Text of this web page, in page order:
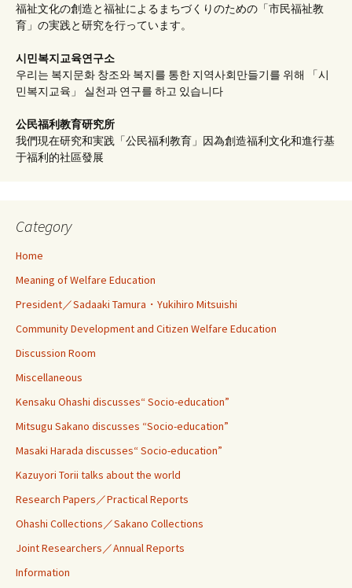
福祉文化の創造と福祉によるまちづくりのための「市民福祉教
育」の実践と研究を行っています。
시민복지교육연구소
우리는 복지문화 창조와 복지를 통한 지역사회만들기를 위해 「시
민복지교육」 실천과 연구를 하고 있습니다
公民福利教育研究所
我們現在研究和実践「公民福利教育」因為創造福利文化和進行基
于福利的社區發展
Category
Home
Meaning of Welfare Education
President／Sadaaki Tamura・Yukihiro Mitsuishi
Community Development and Citizen Welfare Education
Discussion Room
Miscellaneous
Kensaku Ohashi discusses“ Socio-education”
Mitsugu Sakano discusses “Socio-education”
Masaki Harada discusses“ Socio-education”
Kazuyori Torii talks about the world
Research Papers／Practical Reports
Ohashi Collections／Sakano Collections
Joint Researchers／Annual Reports
Information